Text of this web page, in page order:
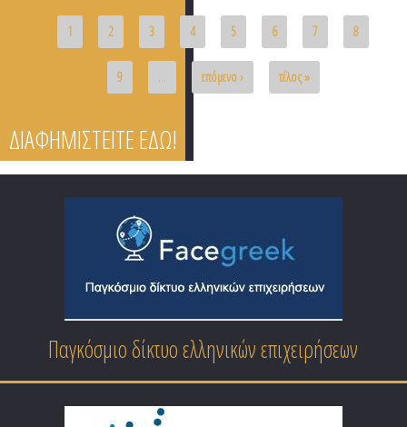
1 2 3 4 5 6 7 8
9 … επόμενο › τέλος »
ΔΙΑΦΗΜΙΣΤΕΙΤΕ ΕΔΩ!
Παγκόσμιο δίκτυο ελληνικών επιχειρήσεων